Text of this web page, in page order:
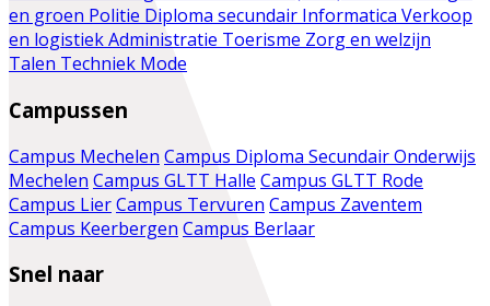
en groen Politie Diploma secundair Informatica Verkoop
en logistiekAdministratie Toerisme Zorg en welzijn
Talen Techniek Mode
Campussen
Campus Mechelen Campus Diploma Secundair Onderwijs
Mechelen Campus GLTT Halle Campus GLTT Rode
Campus LierCampus Tervuren Campus Zaventem
Campus Keerbergen Campus Berlaar
Snel naar